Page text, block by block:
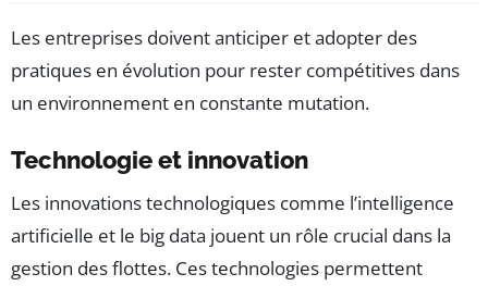
Les entreprises doivent anticiper et adopter des
pratiques en évolution pour rester compétitives dans
un environnement en constante mutation.
Technologie et innovation
Les innovations technologiques comme l’intelligence
artificielle et le big data jouent un rôle crucial dans la
gestion des flottes. Ces technologies permettent